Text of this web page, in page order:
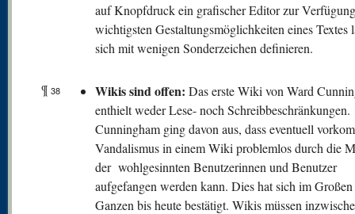
auf Knopfdruck ein grafischer Editor zur
wichtigsten Gestaltungsmöglichkeiten eines Textes
sich mit wenigen Sonderzeichen definieren.
¶ 38 Wikis sind offen: Das erste Wiki von Ward
enthielt weder Lese- noch Schreibbeschränkungen.
Cunningham ging davon aus, dass eventuell
Vandalismus in einem Wiki problemlos durch die
der wohlgesinnten Benutzerinnen und Benutzer
aufgefangen werden kann. Dies hat sich im
Ganzen bis heute bestätigt. Wikis müssen